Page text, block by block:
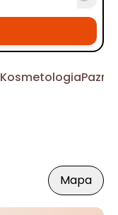
Kosmetologia
Mapa